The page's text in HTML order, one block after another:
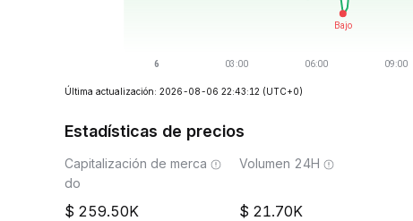
Última actualización: 2026-08-06 22:43:12 (UTC+0)
Estadísticas de precios
Capitalización de merca
do
259.50K
Volumen 24H
21.70K